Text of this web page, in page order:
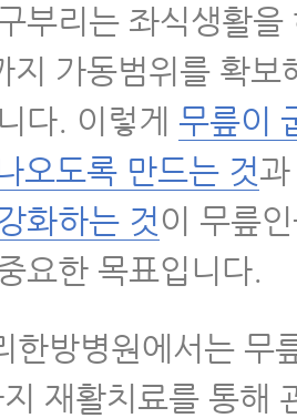
부리는 좌식생활을
지 가동범위를 확보
다. 이렇게 무릎이
오도록 만드는 것
화하는 것이 무릎
요한 목표입니다.
한방병원에서는 무
재활치료를 통해